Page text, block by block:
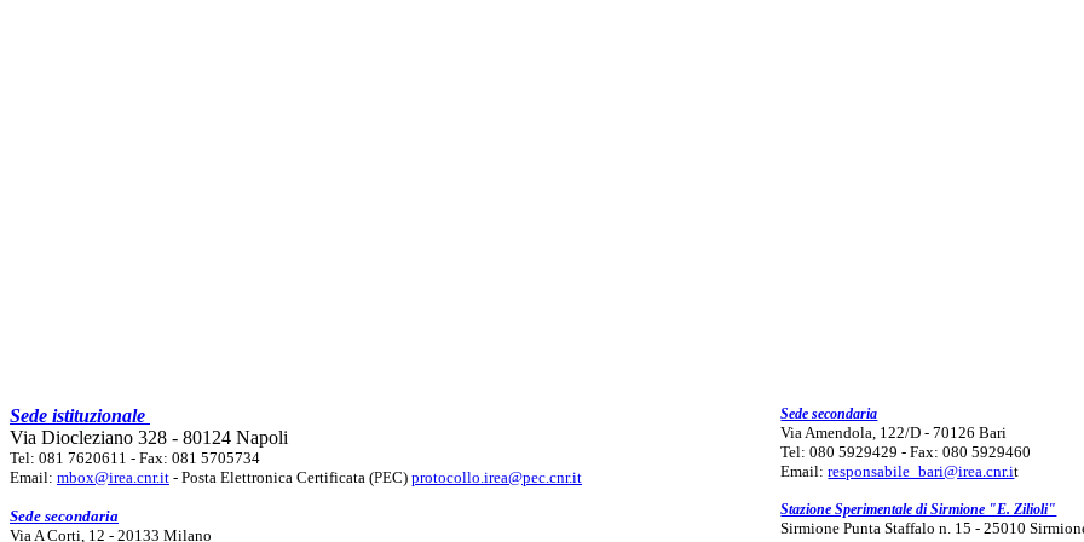
Sede istituzionale
Via Diocleziano 328 - 80124 Napoli
Tel: 081 7620611 - Fax: 081 5705734
Email: mbox@irea.cnr.it - Posta Elettronica Certificata (PEC) protocollo.irea@pec.cnr.it
Sede secondaria
Via A Corti, 12 - 20133 Milano
Sede secondaria
Via Amendola, 122/D - 70126 Bari
Tel: 080 5929429 - Fax: 080 5929460
Email:responsabile_bari@irea.cnr.it
Stazione Sperimentale di Sirmione "E. Zilioli"
Sirmione Punta Staffalo n. 15 - 25010